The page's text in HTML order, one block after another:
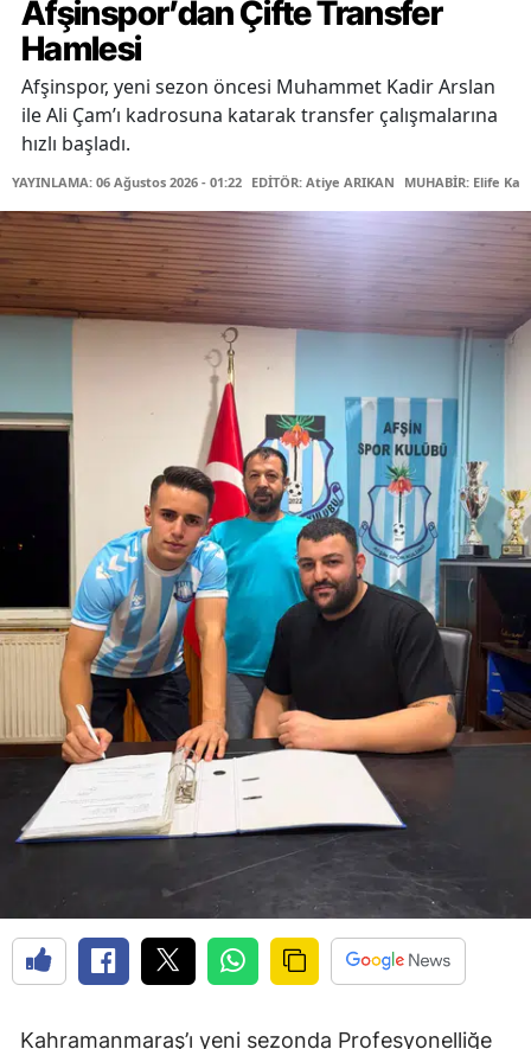
Afşinspor’dan Çifte Transfer
Hamlesi
Afşinspor, yeni sezon öncesi Muhammet Kadir Arslan
ile Ali Çam’ı kadrosuna katarak transfer çalışmalarına
hızlı başladı.
YAYINLAMA: 06 Ağustos 2026 - 01:22 EDİTÖR: Atiye ARIKAN MUHABİR: Elife
Kahramanmaraş’ı yeni sezonda Profesyonelliğe